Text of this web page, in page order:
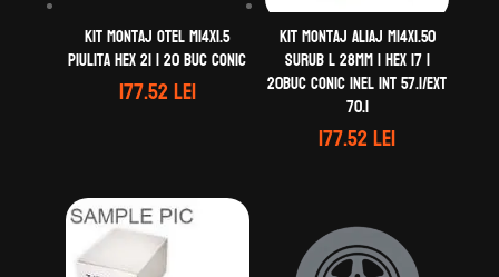
Kit montaj otel M14x1.5
Piulita Hex 21 | 20 buc Conic
177.52lei
Kit montaj aliaj M14X1.50
Surub L 28mm | Hex 17 |
20buc Conic Inel Int 57.1/Ext
70.1
177.52lei